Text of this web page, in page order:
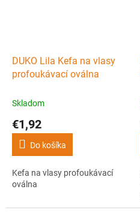
DUKO Lila Kefa na vlasy
profoukávací oválna
Skladom
€1,92
Do košíka
Kefa na vlasy profoukávací
oválna